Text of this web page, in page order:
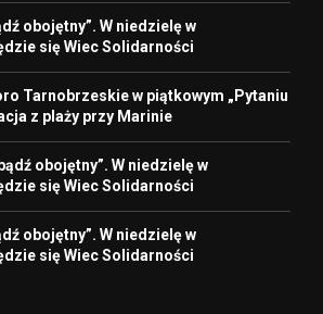
obojętny”. W niedzielę w
się Wiec Solidarności
Tarnobrzeskie w piątkowym „Pytaniu
z plaży przy Marinie
obojętny”. W niedzielę w
się Wiec Solidarności
obojętny”. W niedzielę w
się Wiec Solidarności